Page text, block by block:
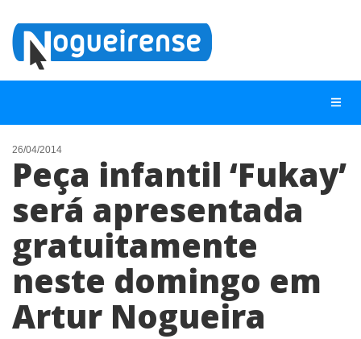
NOTÍCIAS
LISTA DIGITAL
TELEFONES ÚTEIS
QUEM SOMOS
CONTATO
ANUNCIE
26/04/2014
Peça infantil ‘Fukay’
será apresentada
gratuitamente
neste domingo em
Artur Nogueira